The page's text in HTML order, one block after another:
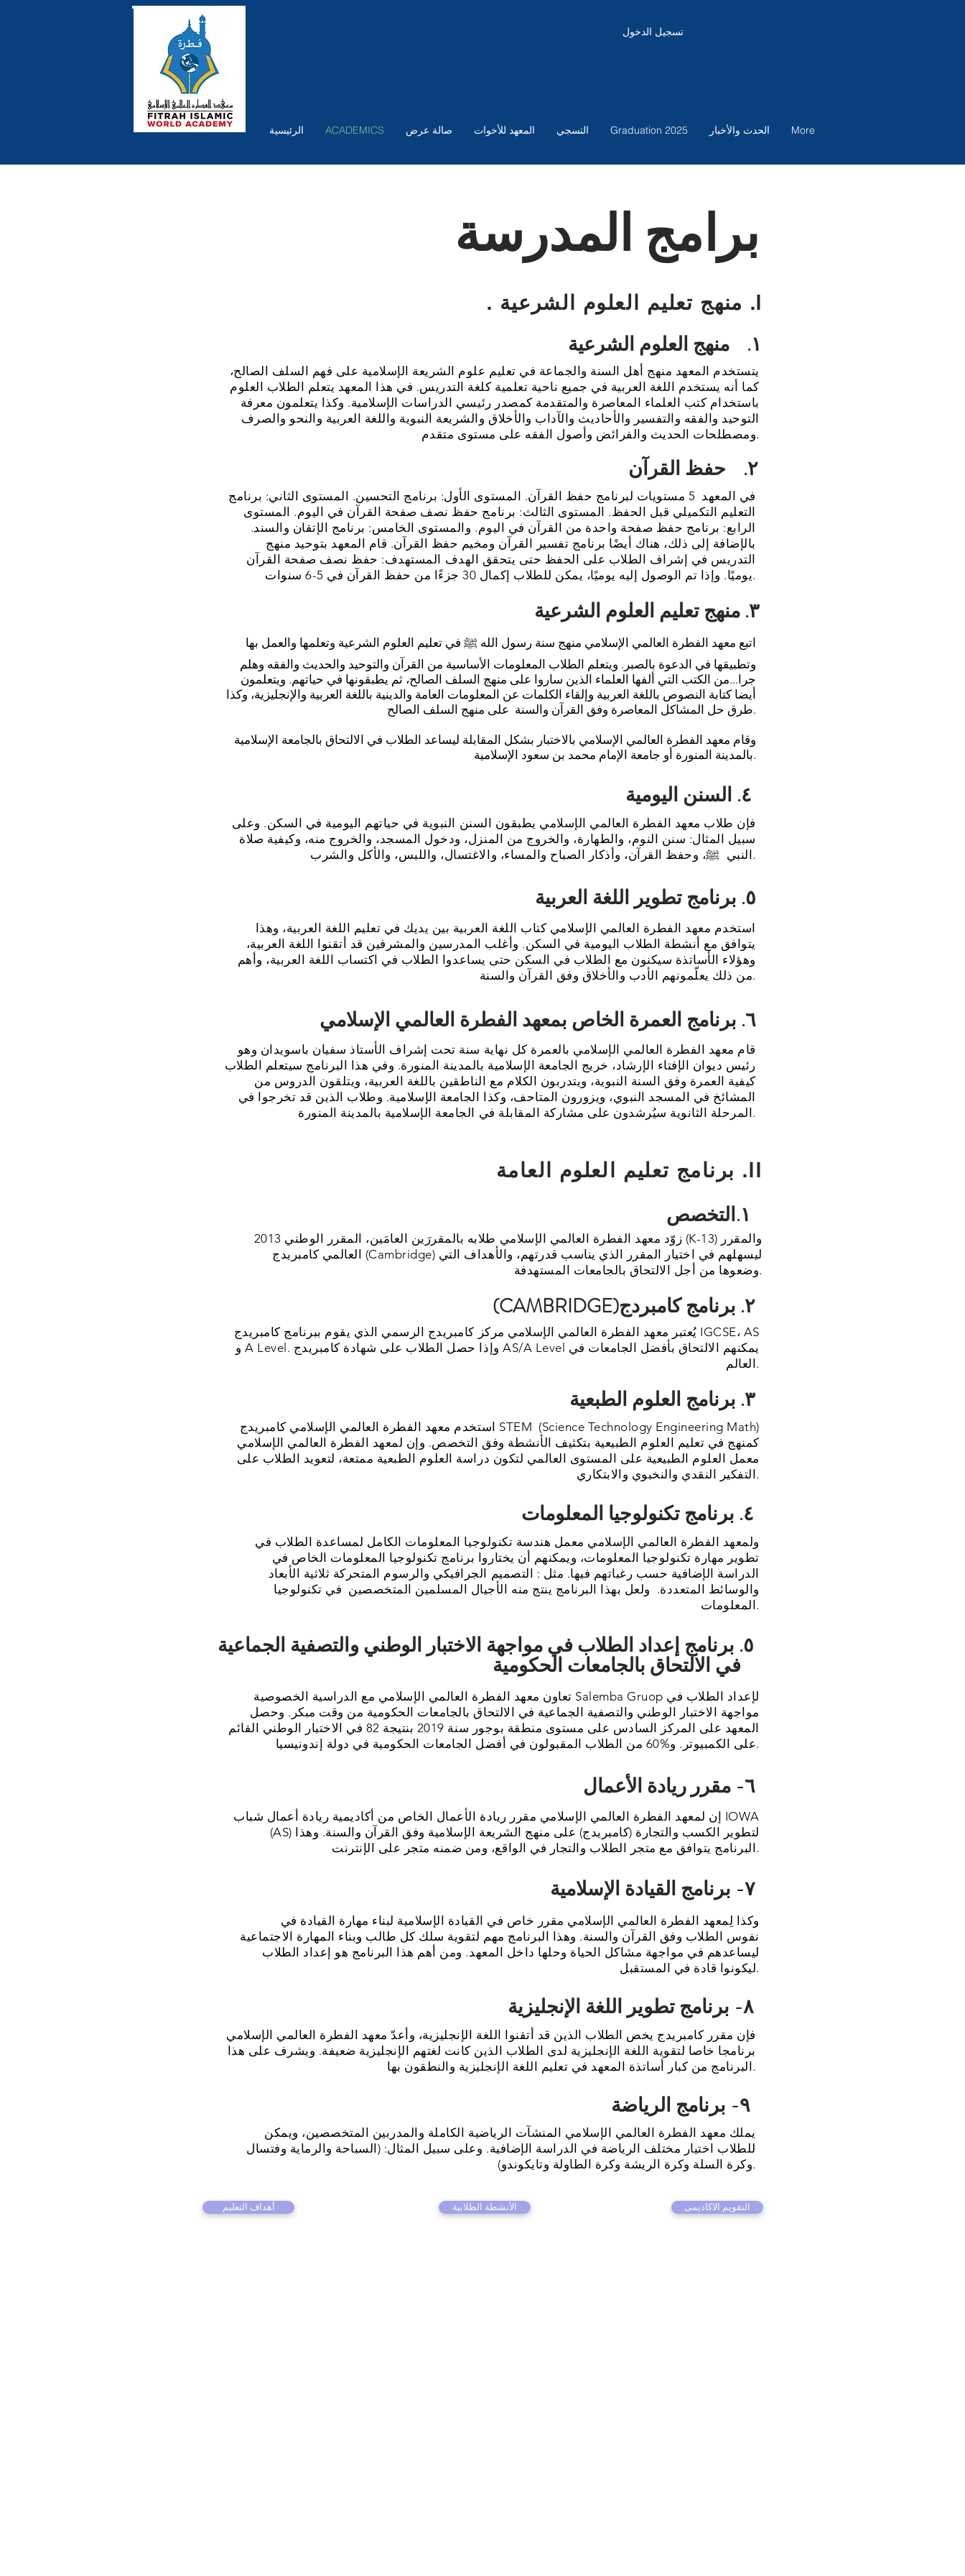
تسجيل الدخول
الرئيسية ACADEMICS صالة عرض المعهد للأخوات التسجي Graduation 2025 الحدث والأخبار More
برامج المدرسة
. منهج تعليم العلوم الشرعية .I
١. منهج العلوم الشرعية
يتستخدم المعهد منهج أهل السنة والجماعة في تعليم علوم الشريعة الإسلامية على فهم السلف الصالح،
كما أنه يستخدم اللغة العربية في جميع ناحية تعلمية كلغة التدريس. في هذا المعهد يتعلم الطلاب العلوم
باستخدام كتب العلماء المعاصرة والمتقدمة كمصدر رئيسي الدراسات الإسلامية. وكذا يتعلمون معرفة
التوحيد والفقه والتفسير والأحاديث والآداب والأخلاق والشريعة النبوية واللغة العربية والنحو والصرف
ومصطلحات الحديث والفرائض وأصول الفقه على مستوى متقدم.
٢. حفظ القرآن
في المعهد 5 مستويات لبرنامج حفظ القرآن. المستوى الأول: برنامج التحسين. المستوى الثاني: برنامج
التعليم التكميلي قبل الحفظ. المستوى الثالث: برنامج حفظ نصف صفحة القرآن في اليوم. المستوى
الرابع: برنامج حفظ صفحة واحدة من القرآن في اليوم. والمستوى الخامس: برنامج الإتقان والسند.
بالإضافة إلى ذلك، هناك أيضًا برنامج تفسير القرآن ومخيم حفظ القرآن. قام المعهد بتوحيد منهج
التدريس في إشراف الطلاب على الحفظ حتى يتحقق الهدف المستهدف: حفظ نصف صفحة القرآن
يوميًا. وإذا تم الوصول إليه يوميًا، يمكن للطلاب إكمال 30 جزءًا من حفظ القرآن في 5-6 سنوات.
٣. منهج تعليم العلوم الشرعية
اتبع معهد الفطرة العالمي الإسلامي منهج سنة رسول الله ﷺ في تعليم العلوم الشرعية وتعلمها والعمل بها
وتطبيقها في الدعوة بالصبر. ويتعلم الطلاب المعلومات الأساسية من القرآن والتوحيد والحديث والفقه وهلم
جرا...من الكتب التي ألفها العلماء الذين ساروا على منهج السلف الصالح، ثم يطبقونها في حياتهم. ويتعلمون
أيضا كتابة النصوص باللغة العربية وإلقاء الكلمات عن المعلومات العامة والدينية باللغة العربية والإنجليزية، وكذا
طرق حل المشاكل المعاصرة وفق القرآن والسنة على منهج السلف الصالح.
وقام معهد الفطرة العالمي الإسلامي بالاختبار بشكل المقابلة ليساعد الطلاب في الالتحاق بالجامعة الإسلامية
بالمدينة المنورة أو جامعة الإمام محمد بن سعود الإسلامية.
فإن طلاب معهد الفطرة العالمي الإسلامي يطبقون السنن النبوية في حياتهم اليومية في السكن. وعلى
سبيل المثال: سنن النوم، والطهارة، والخروج من المنزل، ودخول المسجد، والخروج منه، وكيفية صلاة
النبي ﷺ، وحفظ القرآن، وأذكار الصباح والمساء، والاغتسال، واللبس، والأكل والشرب.
٥. برنامج تطوير اللغة العربية
استخدم معهد الفطرة العالمي الإسلامي كتاب اللغة العربية بين يديك في تعليم اللغة العربية، وهذا
يتوافق مع أنشطة الطلاب اليومية في السكن. وأغلب المدرسين والمشرفين قد أتقنوا اللغة العربية،
وهؤلاء الأساتذة سيكنون مع الطلاب في السكن حتى يساعدوا الطلاب في اكتساب اللغة العربية، وأهم
من ذلك يعلّمونهم الأدب والأخلاق وفق القرآن والسنة.
٦. برنامج العمرة الخاص بمعهد الفطرة العالمي الإسلامي
قام معهد الفطرة العالمي الإسلامي بالعمرة كل نهاية سنة تحت إشراف الأستاذ سفيان باسويدان وهو
رئيس ديوان الإفتاء الإرشاد، خريج الجامعة الإسلامية بالمدينة المنورة. وفي هذا البرنامج سيتعلم الطلاب
كيفية العمرة وفق السنة النبوية، ويتدربون الكلام مع الناطقين باللغة العربية، ويتلقون الدروس من
المشائخ في المسجد النبوي، ويزورون المتاحف، وكذا الجامعة الإسلامية. وطلاب الذين قد تخرجوا في
المرحلة الثانوية سيُرشدون على مشاركة المقابلة في الجامعة الإسلامية بالمدينة المنورة.
برنامج تعليم العلوم العامة .II
زوّد معهد الفطرة العالمي الإسلامي طلابه بالمقررَين العامَين، المقرر الوطني 2013 (K-13) والمقرر
العالمي كامبريدج (Cambridge) ليسهلهم في اختيار المقرر الذي يناسب قدرتهم، والأهداف التي
وضعوها من أجل الالتحاق بالجامعات المستهدفة.
(CAMBRIDGE)٢. برنامج كامبردج
يُعتبر معهد الفطرة العالمي الإسلامي مركز كامبريدج الرسمي الذي يقوم ببرنامج كامبريدج IGCSE، AS
العالم.
٣. برنامج العلوم الطبعية
استخدم معهد الفطرة العالمي الإسلامي كامبريدج STEM (Science Technology Engineering Math)
كمنهج في تعليم العلوم الطبيعية بتكثيف الأنشطة وفق التخصص. وإن لمعهد الفطرة العالمي الإسلامي
معمل العلوم الطبيعية على المستوى العالمي لتكون دراسة العلوم الطبعية ممتعة، لتعويد الطلاب على
التفكير النقدي والنخبوي والابتكاري.
٤. برنامج تكنولوجيا المعلومات
تطوير مهارة تكنولوجيا المعلومات، ويمكنهم أن يختاروا برنامج تكنولوجيا المعلومات الخاص في
الدراسة الإضافية حسب رغباتهم فيها. مثل : التصميم الجرافيكي والرسوم المتحركة ثلاثية الأبعاد
والوسائط المتعددة. ولعل بهذا البرنامج ينتج منه الأجيال المسلمين المتخصصين في تكنولوجيا
المعلومات.
٥. برنامج إعداد الطلاب في مواجهة الاختبار الوطني والتصفية الجماعية
تعاون معهد الفطرة العالمي الإسلامي مع الدراسية الخصوصية Salemba Gruop لإعداد الطلاب في
مواجهة الاختبار الوطني والتصفية الجماعية في الالتحاق بالجامعات الحكومية من وقت مبكر. وحصل
المعهد على المركز السادس على مستوى منطقة بوجور سنة 2019 بنتيجة 82 في الاختبار الوطني القائم
على الكمبيوتر. و%60 من الطلاب المقبولون في أفضل الجامعات الحكومية في دولة إندونيسيا.
٦- مقرر ريادة الأعمال
إن لمعهد الفطرة العالمي الإسلامي مقرر ريادة الأعمال الخاص من أكاديمية ريادة أعمال شباب IOWA
(AS) لتطوير الكسب والتجارة (كامبريدج) على منهج الشريعة الإسلامية وفق القرآن والسنة. وهذا
البرنامج يتوافق مع متجر الطلاب والتجار في الواقع، ومن ضمنه متجر على الإنترنت.
٧- برنامج القيادة الإسلامية
نفوس الطلاب وفق القرآن والسنة. وهذا البرنامج مهم لتقوية سلك كل طالب وبناء المهارة الاجتماعية
ليساعدهم في مواجهة مشاكل الحياة وحلها داخل المعهد. ومن أهم هذا البرنامج هو إعداد الطلاب
ليكونوا قادة في المستقبل.
٨- برنامج تطوير اللغة الإنجليزية
فإن مقرر كامبريدج يخص الطلاب الذين قد أتقنوا اللغة الإنجليزية، وأعدّ معهد الفطرة العالمي الإسلامي
برنامجا خاصا لتقوية اللغة الإنجليزية لدى الطلاب الذين كانت لغتهم الإنجليزية ضعيفة. ويشرف على هذا
البرنامج من كبار أساتذة المعهد في تعليم اللغة الإنجليزية والنطقون بها.
٩- برنامج الرياضة
يملك معهد الفطرة العالمي الإسلامي المنشآت الرياضية الكاملة والمدربين المتخصصين، ويمكن
للطلاب اختيار مختلف الرياضة في الدراسة الإضافية. وعلى سبيل المثال: (السباحة والرماية وفتسال
وكرة السلة وكرة الريشة وكرة الطاولة وتايكوندو).
أهداف التعليم الأنشطة الطلابية التقويم الاكاديمى